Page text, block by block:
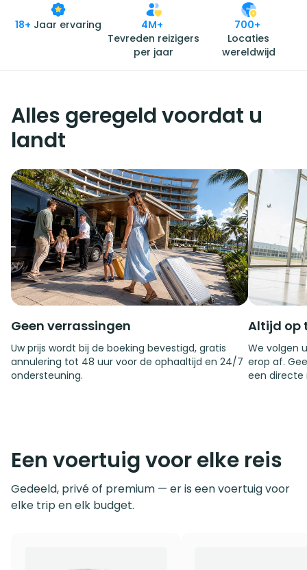
18+ Jaar ervaring
4M+
Tevreden reizigers
per jaar
700+
Locaties
wereldwijd
Alles geregeld voordat u
landt
Geen verrassingen
Uw prijs wordt bij de boeking bevestigd, gratis
annulering tot 48 uur voor de ophaaltijd en 24/7
ondersteuning.
Altijd op
We volgen
erop af.
een directe
Een voertuig voor elke reis
Gedeeld, privé of premium — er is een voertuig voor
elke trip en elk budget.